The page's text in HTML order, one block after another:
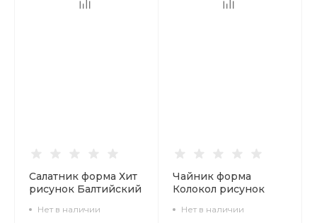
Салатник форма Хит
рисунок Балтийский
80.45179.00.1
Нет в наличии
Чайник форма
Колокол рисунок
арт. 80.45185.00.1
Нет в наличии